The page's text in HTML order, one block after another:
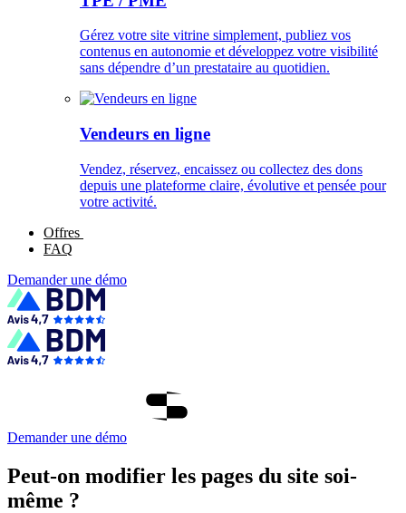
Gérez votre site vitrine simplement, publiez vos
contenus en autonomie et développez votre visibilité
sans dépendre d’un prestataire au quotidien.
Vendeurs en ligne
Vendez, réservez, encaissez ou collectez des dons
depuis une plateforme claire, évolutive et pensée pour
votre activité.
Offres
FAQ
Demander une démo
Demander une démo
Peut-on modifier les pages du site soi-
même ?